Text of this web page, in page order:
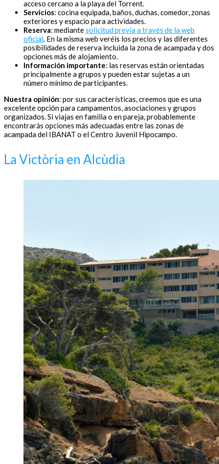
acceso cercano a la playa del Torrent.
Servicios: cocina equipada, baños, duchas, comedor, zonas
exteriores y espacio para actividades.
Reserva: mediantesolicitud previa a través de la web
oficial. En la misma web veréis los precios y las diferentes
posibilidades de reserva incluida la zona de acampada y dos
opciones más de alojamiento.
Información importante: las reservas están orientadas
principalmente a grupos y pueden estar sujetas a un
número mínimo de participantes.
Nuestra opinión: por sus características, creemos que es una
excelente opción para campamentos, asociaciones y grupos
organizados. Si viajas en familia o en pareja, probablemente
encontrarás opciones más adecuadas entre las zonas de
acampada del IBANAT o el Centro Juvenil Hipocampo.
La Victòria en Alcùdia